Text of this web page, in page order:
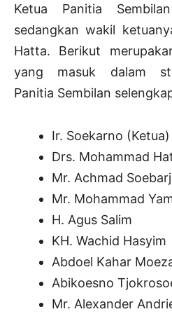
Ketua Panitia
sedangkan wakil
Hatta. Berikut
yang masuk dalam
Panitia Sembilan
Ir. Soekarno (Ketua)
Drs. Mohammad
Mr. Achmad
Mr. Mohammad
H. Agus Salim
KH. Wachid Hasyim
Abdoel Kahar
Abikoesno
Mr. Alexander